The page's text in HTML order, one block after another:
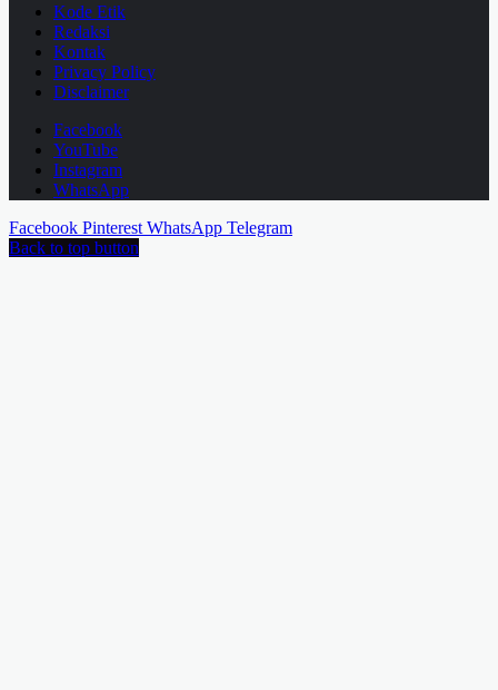
Kode Etik
Redaksi
Kontak
Privacy Policy
Disclaimer
Facebook
YouTube
Instagram
WhatsApp
Facebook Pinterest WhatsApp Telegram
Back to top button